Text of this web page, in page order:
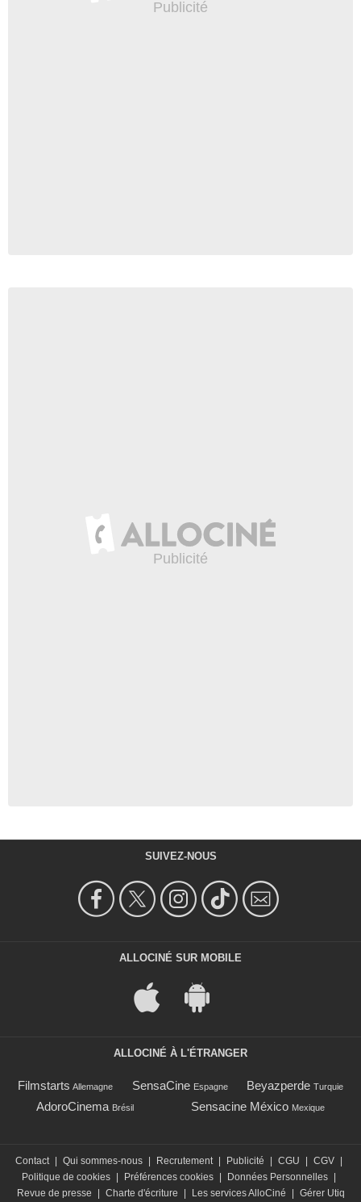
SUIVEZ-NOUS
ALLOCINÉ SUR MOBILE
ALLOCINÉ À L'ÉTRANGER
Filmstarts Allemagne SensaCine Espagne Beyazperde Turquie
AdoroCinema Brésil Sensacine México Mexique
Contact | Qui sommes-nous | Recrutement | Publicité | CGU | CGV |
Politique de cookies | Préférences cookies | Données Personnelles |
Revue de presse
| Charte d'écriture | Les services AlloCiné | Gérer Utiq